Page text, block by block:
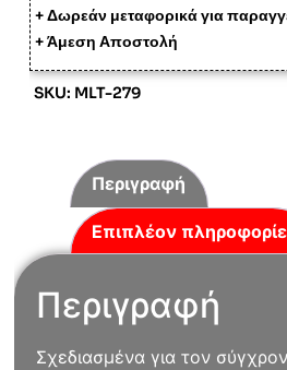
+ Δωρεάν μεταφορικά για
+ Άμεση Αποστολή
SKU: MLT-279
Περιγραφή
Επιπλέον
Περιγραφή
Σχεδιασμένα για τον